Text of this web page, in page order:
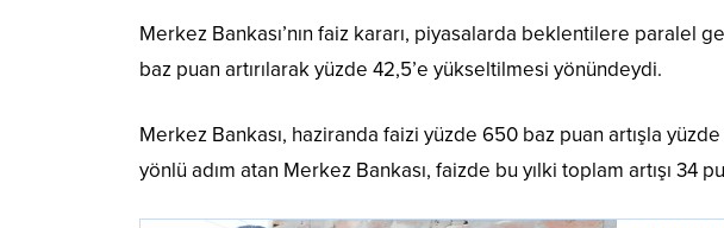
Merkez Bankası’nın faiz kararı, piyasalarda beklentilere paralel
baz puan artırılarak yüzde 42,5’e yükseltilmesi yönündeydi.
Merkez Bankası, haziranda faizi yüzde 650 baz puan artışla yüzde
yönlü adım atan Merkez Bankası, faizde bu yılki toplam artışı 34